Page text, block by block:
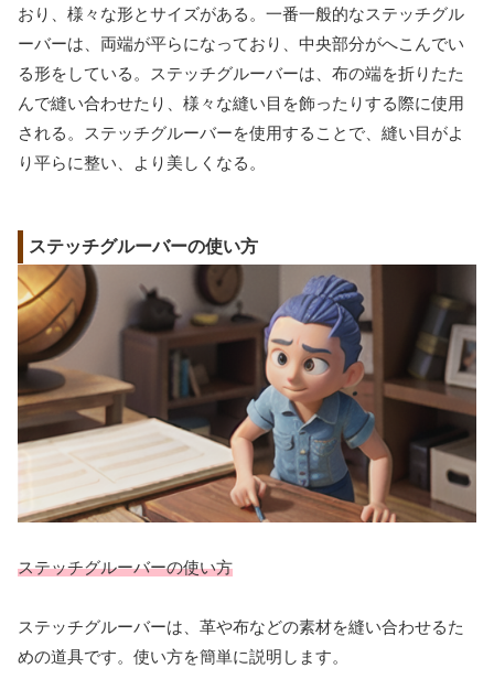
おり、様々な形とサイズがある。一番一般的なステッチグル
ーバーは、両端が平らになっており、中央部分がへこんでい
る形をしている。ステッチグルーバーは、布の端を折りたた
んで縫い合わせたり、様々な縫い目を飾ったりする際に使用
される。ステッチグルーバーを使用することで、縫い目がよ
り平らに整い、より美しくなる。
ステッチグルーバーの使い方
ステッチグルーバーの使い方
ステッチグルーバーは、革や布などの素材を縫い合わせるた
めの道具です。使い方を簡単に説明します。